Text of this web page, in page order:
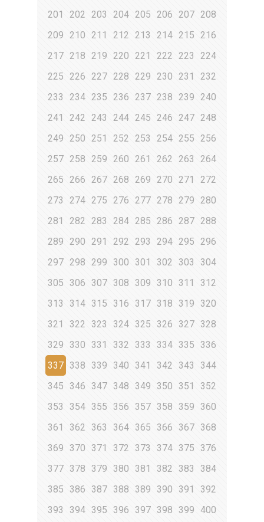
201
202 203 204 205 206 207 208
209
210 211 212 213 214 215
216
217 218 219 220 221 222 223
224
225
226 227 228 229 230 231
232
233
234 235 236 237 238 239
240
241
242 243 244 245 246 247 248
249
250 251 252 253 254 255
256
257 258 259 260 261 262 263
264
265
266 267 268 269 270 271
272
273
274 275 276 277 278 279
280
281
282 283 284 285 286 287 288
289
290 291 292 293 294 295
296
297 298 299 300 301 302 303
304
305
306 307 308 309 310 311
312
313
314 315 316 317 318 319
320
321
322 323 324 325 326 327 328
329
330 331 332 333 334 335
336
337 338 339 340 341 342 343
344
345
346 347 348 349 350 351
352
353
354 355 356 357 358 359 360
361
362 363 364 365 366 367 368
369
370 371 372 373 374 375 376
377 378 379 380 381 382 383
384
385
386 387 388 389 390 391
392
393
394 395 396 397 398 399 400